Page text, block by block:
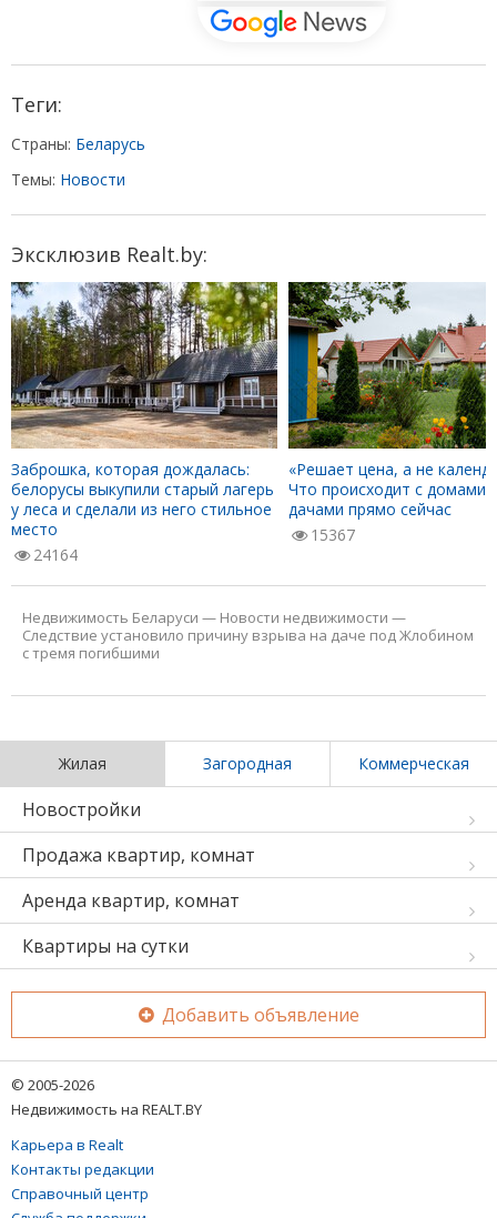
Теги:
Страны: Беларусь
Темы: Новости
Эксклюзив Realt.by:
Заброшка, которая дождалась:
белорусы выкупили старый лагерь
у леса и сделали из него стильное
место
24164
«Решает цена, а не
Что происходит с домами
дачами прямо сейчас
15367
Недвижимость Беларуси — Новости недвижимости —
Следствие установило причину взрыва на даче под Жлобином
с тремя погибшими
Жилая Загородная Коммерческая
Новостройки
Продажа квартир, комнат
Аренда квартир, комнат
Квартиры на сутки
Добавить объявление
© 2005-2026
Недвижимость на REALT.BY
Карьера в Realt
Контакты редакции
Справочный центр